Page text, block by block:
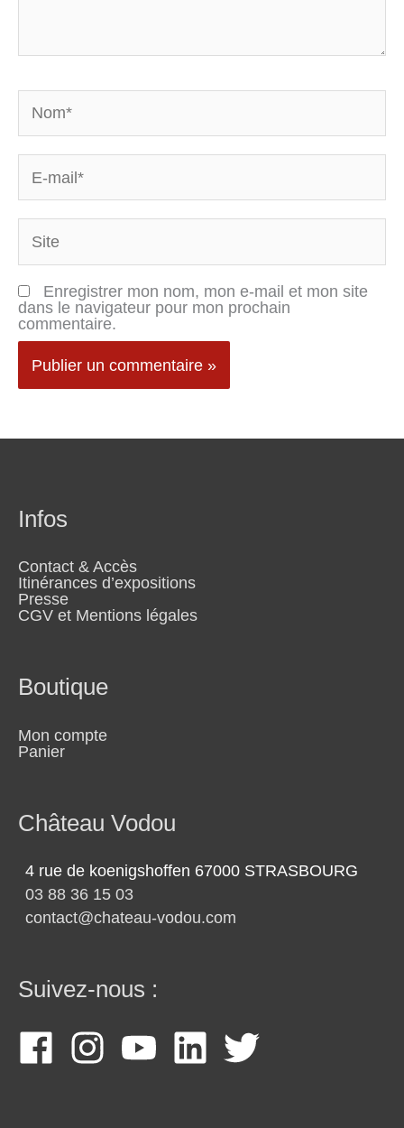
Nom*
E-
mail*
Site
Enregistrer mon nom, mon e-mail et mon site
dans le navigateur pour mon prochain
commentaire.
Infos
Contact & Accès
Itinérances d’expositions
Presse
CGV et Mentions légales
Boutique
Mon compte
Panier
Château Vodou
4 rue de koenigshoffen 67000 STRASBOURG
03 88 36 15 03
contact@chateau-vodou.com
Suivez-nous :